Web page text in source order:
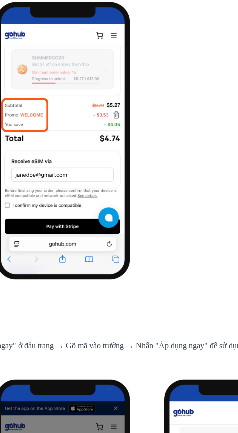
ở đầu trang → Gõ mã vào trường → Nhấn "Áp dụng ngay" để sử